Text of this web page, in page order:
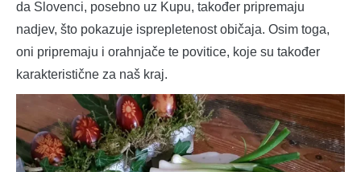
da Slovenci, posebno uz Kupu, također pripremaju
nadjev, što pokazuje isprepletenost običaja. Osim toga,
oni pripremaju i orahnjače te povitice, koje su također
karakteristične za naš kraj.